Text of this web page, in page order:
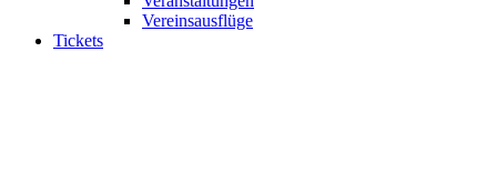
Vereinsausflüge
Tickets